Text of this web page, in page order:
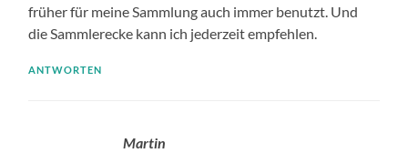
früher für meine Sammlung auch immer benutzt. Und
die Sammlerecke kann ich jederzeit empfehlen.
ANTWORTEN
Martin